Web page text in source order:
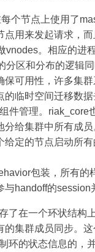
个节点上使用了
点用来发起请求，
。相应的进
分区和分布的逻辑
保可用性，许多集
的临时空间迁移数
件管理。
给集群中所有成员
给定的节点启动所
包装，所有
handoff的session
了在一个环状结构
集群成员同步。这
环的状态信息的，